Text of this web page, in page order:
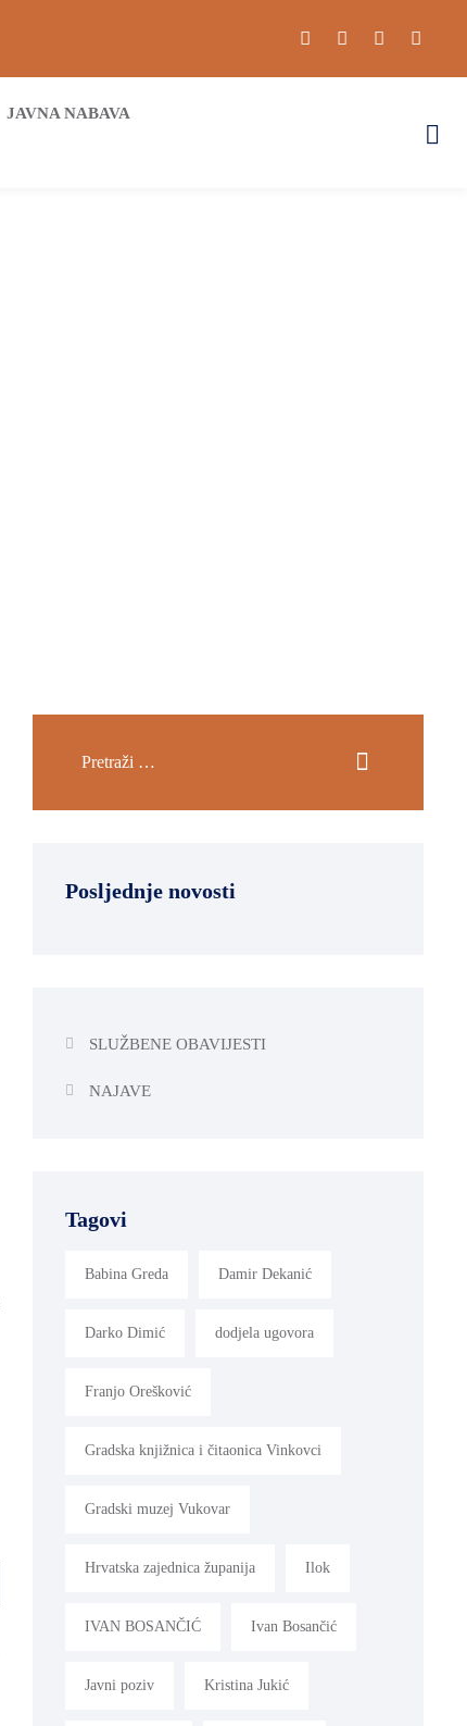
JAVNA NABAVA
Posljednje novosti
SLUŽBENE OBAVIJESTI
NAJAVE
Tagovi
Babina Greda Damir Dekanić
Darko Dimić dodjela ugovora
Franjo Orešković
Gradska knjižnica i čitaonica Vinkovci
Gradski muzej Vukovar
Hrvatska zajednica županija Ilok
IVAN BOSANČIĆ Ivan Bosančić
Javni poziv Kristina Jukić